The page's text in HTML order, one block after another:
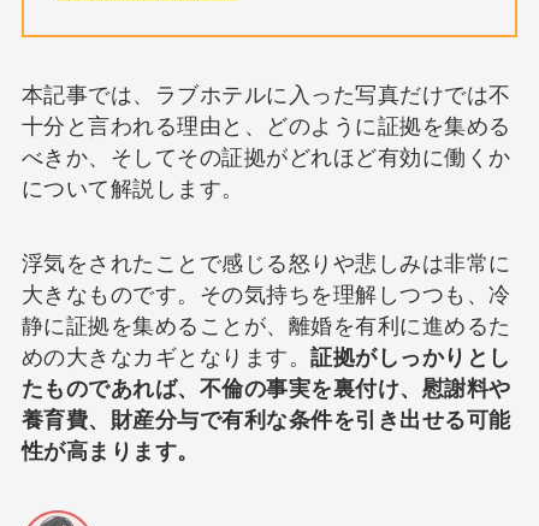
本記事では、ラブホテルに入った写真だけでは不
十分と言われる理由と、どのように証拠を集める
べきか、そしてその証拠がどれほど有効に働くか
について解説します。
浮気をされたことで感じる怒りや悲しみは非常に
大きなものです。その気持ちを理解しつつも、冷
静に証拠を集めることが、離婚を有利に進めるた
めの大きなカギとなります。証拠がしっかりとし
たものであれば、不倫の事実を裏付け、慰謝料や
養育費、財産分与で有利な条件を引き出せる可能
性が高まります。